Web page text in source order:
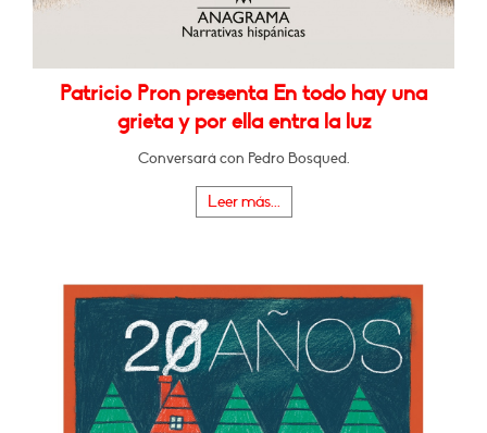
Patricio Pron presenta En todo hay una
grieta y por ella entra la luz
Conversará con Pedro Bosqued.
Leer más...